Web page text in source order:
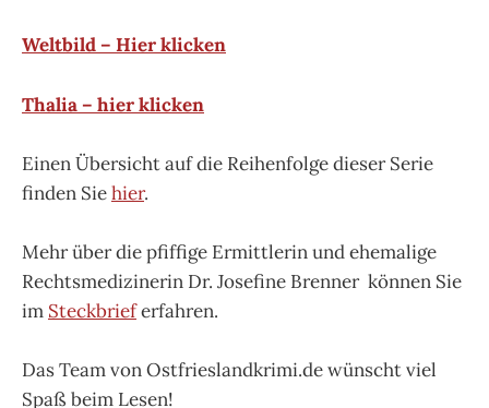
Weltbild – Hier klicken
Thalia – hier klicken
Einen Übersicht auf die Reihenfolge dieser Serie
finden Siehier.
Mehr über die pfiffige Ermittlerin und ehemalige
Rechtsmedizinerin Dr. Josefine Brenner können Sie
im Steckbrieferfahren.
Das Team von Ostfrieslandkrimi.de wünscht viel
Spaß beim Lesen!